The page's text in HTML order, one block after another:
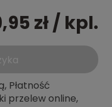
zł/ kpl.
Płatność
przelew online,